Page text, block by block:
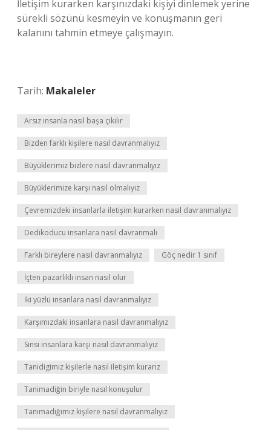
İletişim kurarken karşınızdaki kişiyi dinlemek yerine
sürekli sözünü kesmeyin ve konuşmanın geri
kalanını tahmin etmeye çalışmayın.
Tarih: Makaleler
Arsız insanla nasıl başa çıkılır
Bizden farklı kişilere nasıl davranmalıyız
Büyüklerimiz bizlere nasıl davranmalıyız
Büyüklerimize karşı nasıl olmalıyız
Çevremizdeki insanlarla iletişim kurarken nasıl davranmalıyız
Dedikoducu insanlara nasıl davranmalı
Farklı bireylere nasıl davranmalıyız Göç nedir 1 sınıf
İçten pazarlıklı insan nasıl olur
İki yüzlü insanlara nasıl davranmalıyız
Karşımızdaki insanlara nasıl davranmalıyız
Sinsi insanlara karşı nasıl davranmalıyız
Tanidigimiz kişilerle nasıl iletişim kurarız
Tanimadiğin biriyle nasıl konuşulur
Tanımadığımız kişilere nasıl davranmalıyız